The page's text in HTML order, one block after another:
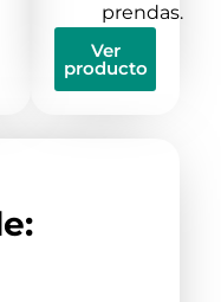
prendas.
Ver
producto